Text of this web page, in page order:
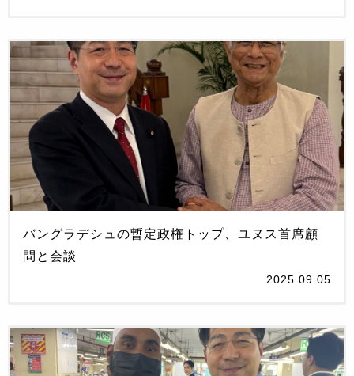
バングラデシュの暫定政権トップ、ユヌス首席顧
問と会談
2025.09.05